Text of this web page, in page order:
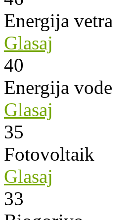
Energija vetra
Glasaj
40
Energija vode
Glasaj
35
Fotovoltaik
Glasaj
33